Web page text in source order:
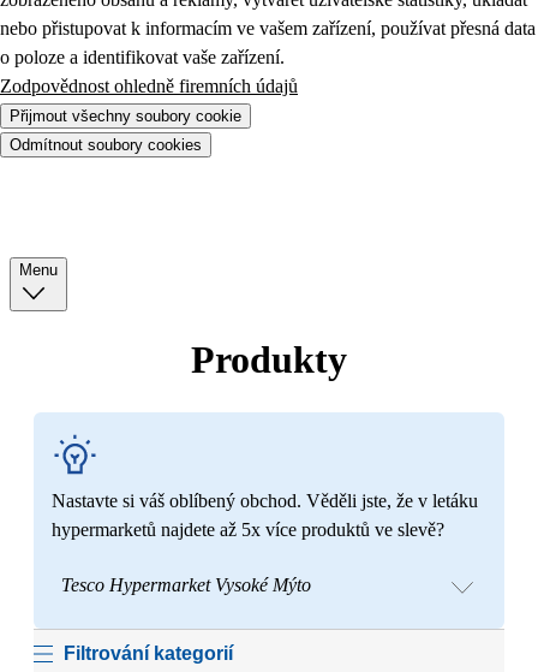
nebo přistupovat k informacím ve vašem zařízení, používat přesná data
o poloze a identifikovat vaše zařízení.
Zodpovědnost ohledně firemních údajů
Přijmout všechny soubory cookie
Odmítnout soubory cookies
Menu
Produkty
Nastavte si váš oblíbený obchod. Věděli jste, že v letáku
hypermarketů najdete až 5x více produktů ve slevě?
Tesco Hypermarket Vysoké Mýto
Filtrování kategorií